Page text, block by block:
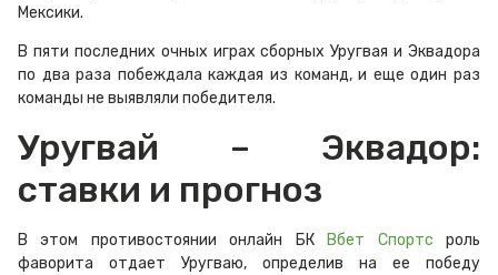
Мексики.
В пяти последних очных играх сборных Уругвая и Эквадора
по два раза побеждала каждая из команд, и еще один раз
команды не выявляли победителя.
Уругвай – Эквадор:
ставки и прогноз
В этом противостоянии онлайн БК Вбет Спортс роль
фаворита отдает Уругваю, определив на ее победу